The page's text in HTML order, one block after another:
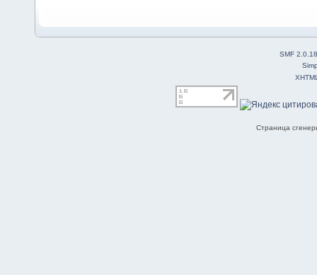
SMF 2.0.18
Страница